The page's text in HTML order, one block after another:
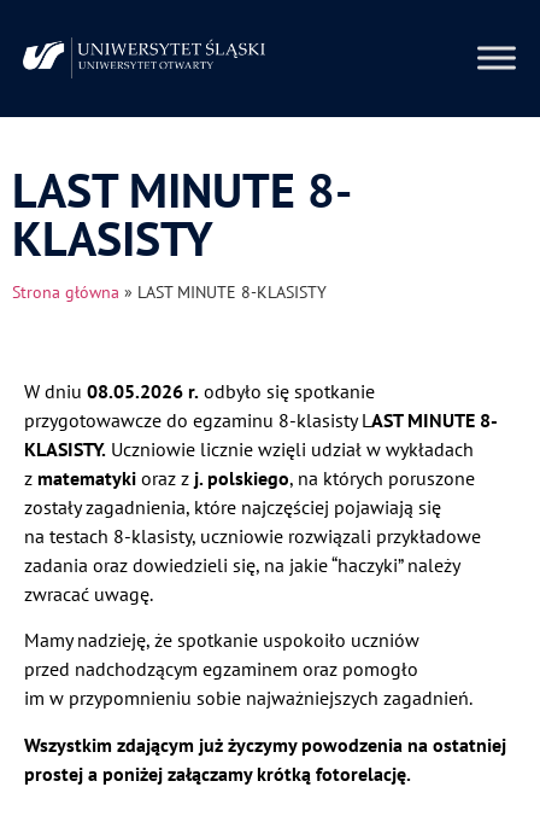
LAST MINUTE 8-
KLASISTY
Strona główna » LAST MINUTE 8-KLASISTY
W dniu 08.05.2026 r. odbyło się spotkanie
przygotowawcze do egzaminu 8-klasisty L AST MINUTE 8-
KLASISTY. Uczniowie licznie wzięli udział w wykładach
z matematyki oraz z j. polskiego, na których poruszone
zostały zagadnienia, które najczęściej pojawiają się
na testach 8-klasisty, uczniowie rozwiązali przykładowe
zadania oraz dowiedzieli się, na jakie “haczyki” należy
zwracać uwagę.
Mamy nadzieję, że spotkanie uspokoiło uczniów
przed nadchodzącym egzaminem oraz pomogło
im w przypomnieniu sobie najważniejszych zagadnień.
Wszystkim zdającym już życzymy powodzenia na ostatniej
prostej a poniżej załączamy krótką fotorelację.